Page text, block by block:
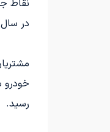
در سال 2023، این خودرو توانسته تعداد بیشتری از خریداران را به خود جذب کند.
رسید.